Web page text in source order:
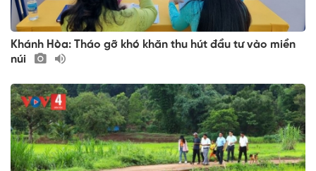
Khánh Hòa: Tháo gỡ khó khăn thu hút đầu tư vào miền
núi